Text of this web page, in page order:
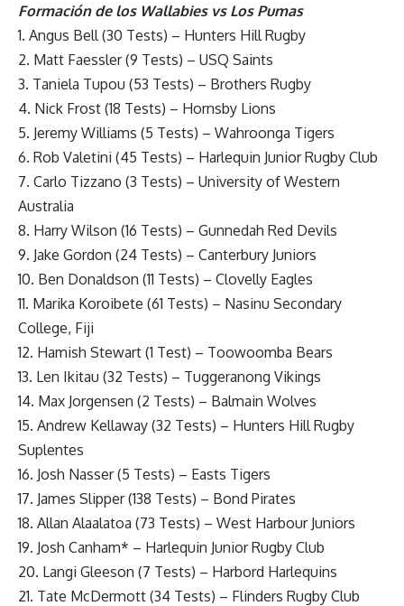
Formación de los Wallabies vs Los Pumas
1. Angus Bell (30 Tests) – Hunters Hill Rugby
2. Matt Faessler (9 Tests) – USQ Saints
3. Taniela Tupou (53 Tests) – Brothers Rugby
4. Nick Frost (18 Tests) – Hornsby Lions
5. Jeremy Williams (5 Tests) – Wahroonga Tigers
6. Rob Valetini (45 Tests) – Harlequin Junior Rugby Club
7. Carlo Tizzano (3 Tests) – University of Western
Australia
8. Harry Wilson (16 Tests) – Gunnedah Red Devils
9. Jake Gordon (24 Tests) – Canterbury Juniors
10. Ben Donaldson (11 Tests) – Clovelly Eagles
11. Marika Koroibete (61 Tests) – Nasinu Secondary
College, Fiji
12. Hamish Stewart (1 Test) – Toowoomba Bears
13. Len Ikitau (32 Tests) – Tuggeranong Vikings
14. Max Jorgensen (2 Tests) – Balmain Wolves
15. Andrew Kellaway (32 Tests) – Hunters Hill Rugby
Suplentes
16. Josh Nasser (5 Tests) – Easts Tigers
17. James Slipper (138 Tests) – Bond Pirates
18. Allan Alaalatoa (73 Tests) – West Harbour Juniors
19. Josh Canham* – Harlequin Junior Rugby Club
20. Langi Gleeson (7 Tests) – Harbord Harlequins
21. Tate McDermott (34 Tests) – Flinders Rugby Club